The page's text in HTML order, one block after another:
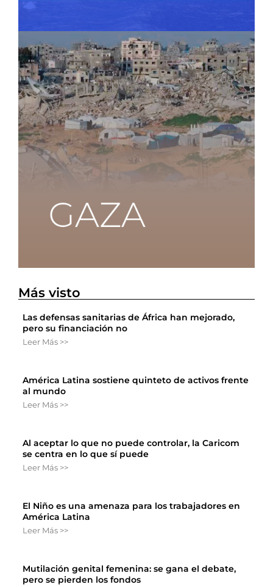
Más visto
Las defensas sanitarias de África han mejorado,
pero su financiación no
Leer Más >>
América Latina sostiene quinteto de activos frente
al mundo
Leer Más >>
Al aceptar lo que no puede controlar, la Caricom
se centra en lo que sí puede
Leer Más >>
El Niño es una amenaza para los trabajadores en
América Latina
Leer Más >>
Mutilación genital femenina: se gana el debate,
pero se pierden los fondos